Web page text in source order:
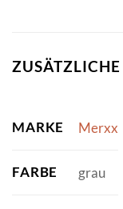
MARKE Merxx
FARBE grau